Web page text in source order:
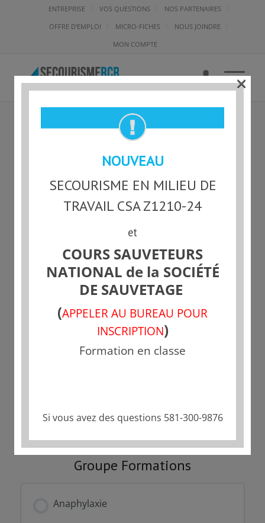
ENTREPRISE VOS QUESTIONS
NOS PARTENAIRES
OFFRE D’EMPLOI
MICRO-FICHES
NOUS JOINDRE
MON COMPTE
SU-L-100393 – WISSAM
LACHHEB
Statut actuel
NON-INSCRIT
Fermé
Groupe Formations
Anaphylaxie
NOUVEAU
SECOURISME EN MILIEU DE
TRAVAIL CSA Z1210-24
et
COURS SAUVETEURS
NATIONAL de la SOCIÉTÉ
DE SAUVETAGE
(APPELER AU BUREAU POUR
INSCRIPTION)
Formation en classe
Si vous avez des questions 581-300-9876
×